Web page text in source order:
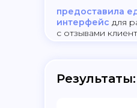
Результаты:
предоставила
интерфейс для
с отзывами